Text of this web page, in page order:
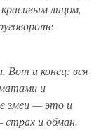
лицом,
Вот и конец: вся
и
змеи — это и
и обман,